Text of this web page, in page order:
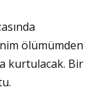
ölümümden
kurtulacak. Bir